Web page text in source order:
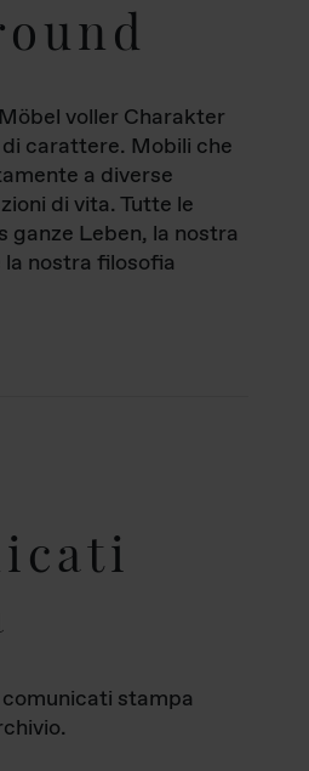
voller Charakter
carattere. Mobili che
a diverse
di vita. Tutte le
ganze Leben, la nostra
nostra filosofia
stampa